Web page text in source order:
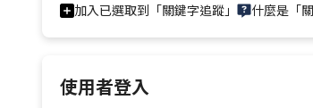
加入已選取到「關鍵字追蹤」 什麼是「
使用者登入